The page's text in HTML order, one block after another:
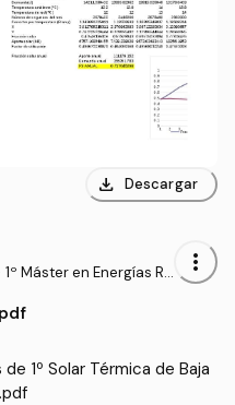
download Descargar
1º Máster en Energías Re
ergética (UCA)
more_vert
1º Solar Térmica de Baja